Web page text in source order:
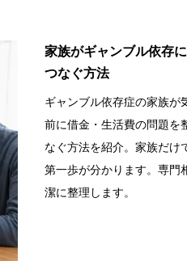
家族がギャンブル依存
つなぐ方法
ギャンブル依存症の家族が
前に借金・生活費の問題を
なぐ方法を紹介。家族だけ
第一歩が分かります。専門
潔に整理します。